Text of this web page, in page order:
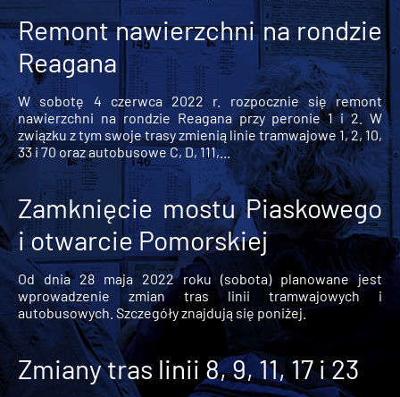
Remont nawierzchni na rondzie
Reagana
W sobotę 4 czerwca 2022 r. rozpocznie się remont
nawierzchni na rondzie Reagana przy peronie 1 i 2. W
związku z tym swoje trasy zmienią linie tramwajowe 1, 2, 10,
33 i 70 oraz autobusowe C, D, 111,...
Zamknięcie mostu Piaskowego
i otwarcie Pomorskiej
Od dnia 28 maja 2022 roku (sobota) planowane jest
wprowadzenie zmian tras linii tramwajowych i
autobusowych. Szczegóły znajdują się poniżej.
Zmiany tras linii 8, 9, 11, 17 i 23